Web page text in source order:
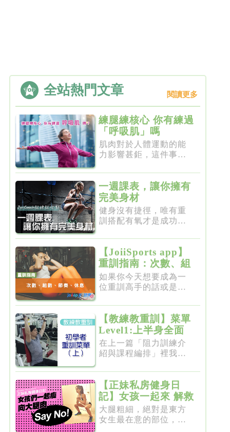
全站熱門文章 閱讀更多
練腿練核心 你有練過
「呼吸肌」嗎
肌肉對於人體運動的能
力影響甚鉅，這件事一
一週課表，讓你擁有
完美身材
健身沒有捷徑，唯有重
訓搭配有氧才是成功的
【JoiiSports app】
重訓指南：次數、組
數、節奏、休息
如果你今天想要成為一
位重訓高手的話或是想
【教練教重訓】菜單
Level1:上半身全面
增肌雕塑
在上一篇「阻力訓練介
紹與課程編排」裡我們
【正妹私房健身日
記】女孩一起來 解救
粗大腿
大腿粗細，絕對是東方
女生最在意的部位，彷